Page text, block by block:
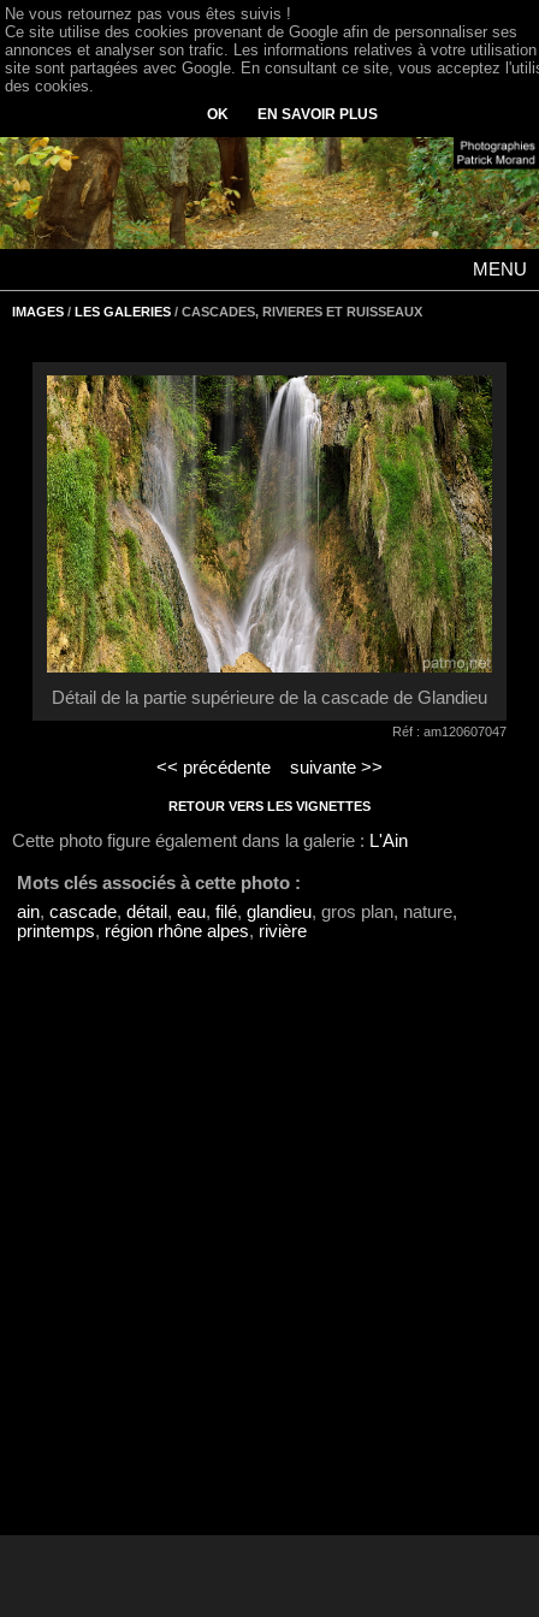
MENU
IMAGES / LES GALERIES / CASCADES, RIVIERES ET RUISSEAUX
Détail de la partie supérieure de la cascade de Glandieu
Réf : am120607047
<< précédente suivante >>
RETOUR VERS LES VIGNETTES
Cette photo figure également dans la galerie : L'Ain
Mots clés associés à cette photo :
ain, cascade, détail , eau, filé, glandieu, gros plan, nature,
printemps, région rhône alpes, rivière
Ne vous retournez pas vous êtes suivis !
Ce site utilise des cookies provenant de Google afin de personnaliser ses
annonces et analyser son trafic. Les informations relatives à votre
site sont partagées avec Google. En consultant ce site, vous acceptez
des cookies.
OK EN SAVOIR PLUS